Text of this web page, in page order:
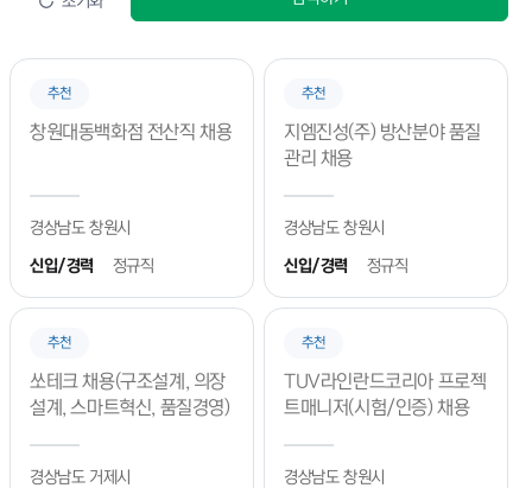
★취업은 실전이다! 3,4학년을 위한 취업실전트랙(8월 모집중)★
2026년 졸업생 특화 프로그램 「ALL PASS 하반기 공채 대비 취업 특강」
프로그램 (NCS/AI역량검사/인적성)
멘토링 모집 (중소벤처기업진흥공단 사무, 현대비앤지스틸 생산관리, 마케
팅/비대면진행)
2026.08.11 ~ 2026.08.11
CWNU 졸업생 커리어 골든타임 프로젝트 [3차 실전특강]
진행일 2026.08.11 ~ 2026.08.11
2026-2 현장실습생 모집안내
진행일 2026.08.08 ~ 2026.08.08
추천
창원대동백화점 전산직 채용
경상남도 창원시
신입/경력
정규직
추천
지엠진성(주) 방산분야 품질
관리 채용
경상남도 창원시
신입/경력
정규직
추천
쏘테크 채용(구조설계, 의장
설계, 스마트혁신, 품질경영)
경상남도 거제시
추천
TUV라인란드코리아 프로젝
트매니저(시험/인증) 채용
경상남도 창원시